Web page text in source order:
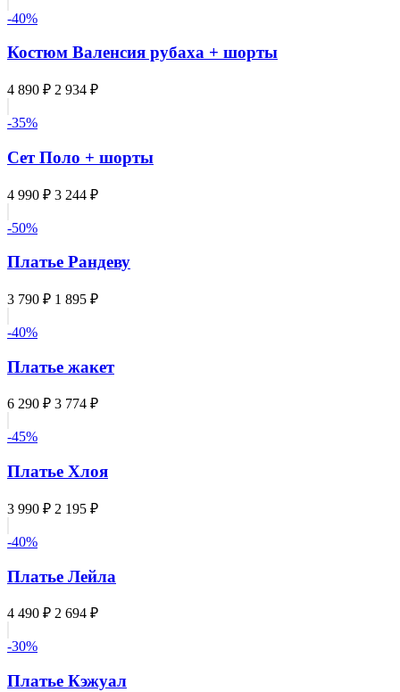
-40%
Костюм Валенсия рубаха + шорты
4 890 ₽ 2 934 ₽
-35%
Сет Поло + шорты
4 990 ₽ 3 244 ₽
-50%
Платье Рандеву
3 790 ₽ 1 895 ₽
-40%
Платье жакет
6 290 ₽ 3 774 ₽
-45%
Платье Хлоя
3 990 ₽ 2 195 ₽
-40%
Платье Лейла
4 490 ₽ 2 694 ₽
-30%
Платье Кэжуал